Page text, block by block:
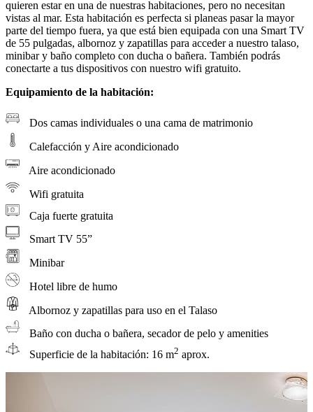
quieren estar en una de nuestras habitaciones, pero no necesitan
vistas al mar. Esta habitación es perfecta si planeas pasar la mayor
parte del tiempo fuera, ya que está bien equipada con una Smart TV
de 55 pulgadas, albornoz y zapatillas para acceder a nuestro talaso,
minibar y baño completo con ducha o bañera. También podrás
conectarte a tus dispositivos con nuestro wifi gratuito.
Equipamiento de la habitación:
Dos camas individuales o una cama de matrimonio
Calefacción y Aire acondicionado
Aire acondicionado
Wifi gratuita
Caja fuerte gratuita
Smart TV 55”
Minibar
Hotel libre de humo
Albornoz y zapatillas para uso en el Talaso
Baño con ducha o bañera, secador de pelo y amenities
Superficie de la habitación: 16 m2 aprox.